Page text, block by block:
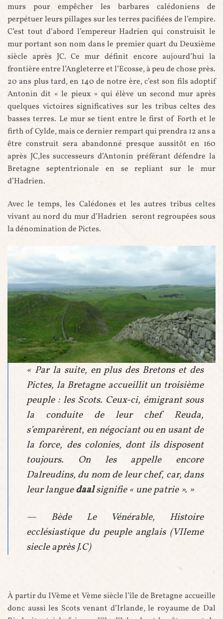
murs pour empêcher les barbares calédoniens de
perpétuer leurs pillages sur les terres pacifiées de l’empire.
C’est tout d’abord l’empereur Hadrien qui construisit le
mur portant son nom dans le premier quart du Deuxième
siècle après JC. Ce mur définit encore aujourd’hui la
frontière entre l’Angleterre et l’Ecosse, à peu de chose près.
20 ans plus tard, en 140 de notre ère, c’est son fils adoptif
Antonin dit « le pieux » qui élève un second mur après
quelques victoires significatives sur les tribus celtes des
basses terres. Le mur se tient entre le first of Forth et le
firth of Cylde, mais ce dernier rempart qui prendra 12 ans a
être construit sera abandonné presque aussitôt en 160
après JC,les successeurs d’Antonin préférant défendre la
Bretagne septentrionale en se repliant sur le mur
d’Hadrien.
Avec le temps, les Calédones et les autres tribus celtes
vivant au nord du mur d’Hadrien seront regroupées sous
la dénomination de Pictes.
Le mur d'Hadrien
« Par la suite, en plus des Bretons et des
Pictes, la Bretagne accueillit un troisième
peuple : les Scots. Ceux-ci, émigrant sous
la conduite de leur chef Reuda,
s’emparèrent, en négociant ou en usant de
la force, des colonies, dont ils disposent
toujours. On les appelle encore
Dalreudins, du nom de leur chef, car, dans
leur languedaalsignifie « une patrie ». »
— Bède Le Vénérable, Histoire
ecclésiastique du peuple anglais (VIIeme
siecle après J.C)
À partir du IVème et Vème siècle l’île de Bretagne accueille
donc aussi les Scots venant d’Irlande, le royaume de Dal